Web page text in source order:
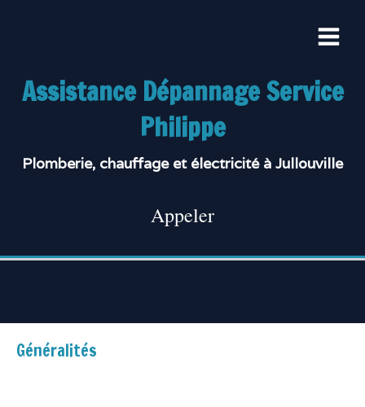
Assistance Dépannage Service
Philippe
Plomberie, chauffage et électricité à Jullouville
Appeler
Généralités